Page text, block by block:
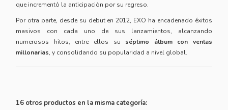
que incrementó la anticipación por su regreso.
Por otra parte, desde su debut en 2012, EXO ha encadenado éxitos
masivos con cada uno de sus lanzamientos, alcanzando
numerosos hitos, entre ellos su séptimo álbum con ventas
millonarias, y consolidando su popularidad a nivel global.
16 otros productos en la misma categoría: